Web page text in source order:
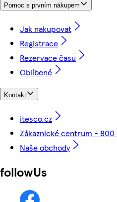
Pomoc s prvním nákupem
Jak nakupovat
Registrace
Rezervace času
Oblíbené
Kontakt
itesco.cz
Zákaznické centrum - 800
Naše obchody
followUs